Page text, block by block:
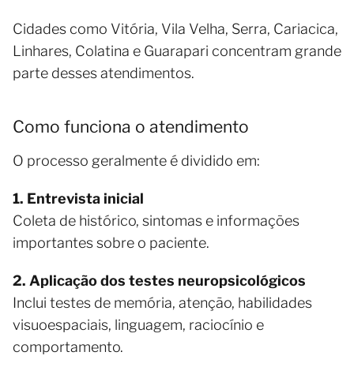
Cidades como Vitória, Vila Velha, Serra, Cariacica,
Linhares, Colatina e Guarapari concentram grande
parte desses atendimentos.
Como funciona o atendimento
O processo geralmente é dividido em:
1. Entrevista inicial
Coleta de histórico, sintomas e informações
importantes sobre o paciente.
2. Aplicação dos testes neuropsicológicos
Inclui testes de memória, atenção, habilidades
visuoespaciais, linguagem, raciocínio e
comportamento.